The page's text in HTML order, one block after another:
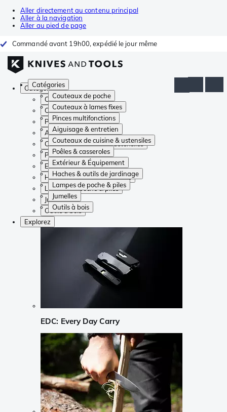
Aller directement au contenu principal
Aller à la navigation
Aller au pied de page
Commandé avant 19h00, expédié le jour même
Catégories
Couteaux de poche
Couteaux à lames fixes
Pinces multifonctions
Aiguisage & entretien
Couteaux de cuisine & ustensiles
Poêles & casseroles
Extérieur & Équipement
Haches & outils de jardinage
Lampes de poche & piles
Jumelles
Outils à bois
Catégories
Couteaux de poche
Couteaux à lames fixes
Pinces multifonctions
Aiguisage & entretien
Couteaux de cuisine & ustensiles
Poêles & casseroles
Extérieur & Équipement
Haches & outils de jardinage
Lampes de poche & piles
Jumelles
Outils à bois
Explorez
EDC: Every Day Carry